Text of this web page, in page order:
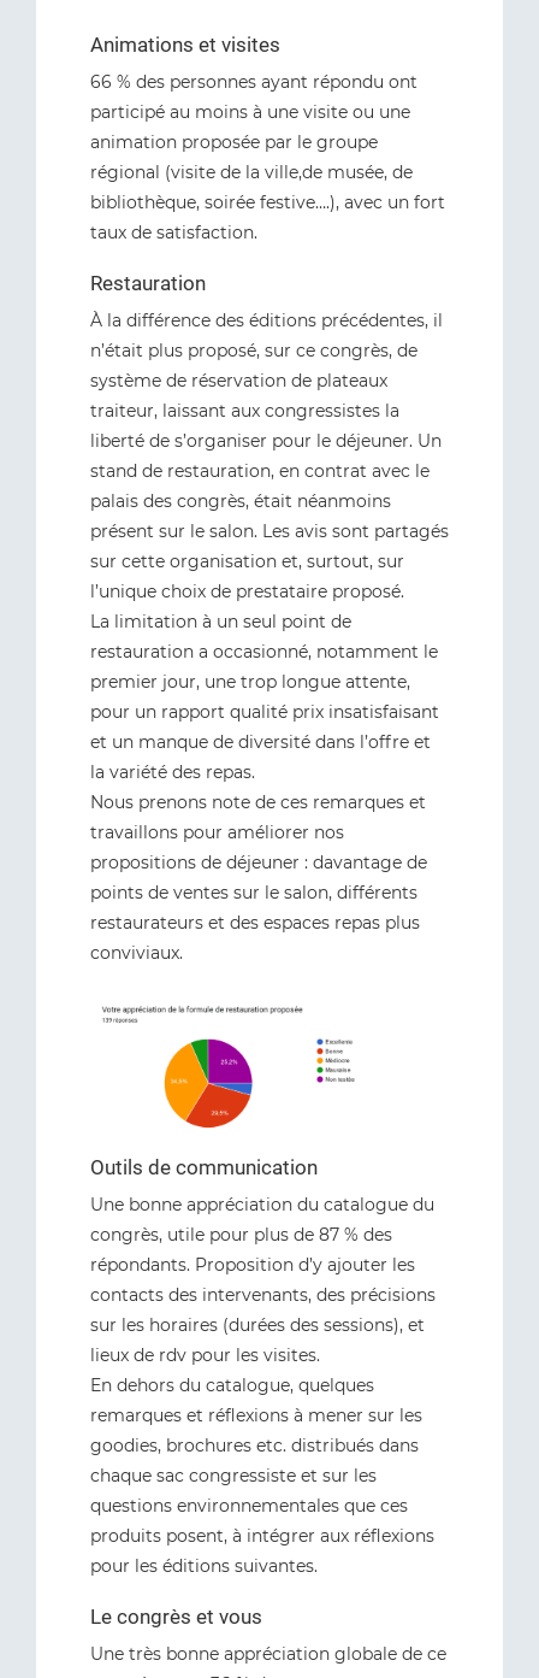
Animations et visites
66 % des personnes ayant répondu ont
participé au moins à une visite ou une
animation proposée par le groupe
régional (visite de la ville,de musée, de
bibliothèque, soirée festive….), avec un fort
taux de satisfaction.
Restauration
À la différence des éditions précédentes, il
n’était plus proposé, sur ce congrès, de
système de réservation de plateaux
traiteur, laissant aux congressistes la
liberté de s’organiser pour le déjeuner. Un
stand de restauration, en contrat avec le
palais des congrès, était néanmoins
présent sur le salon. Les avis sont partagés
sur cette organisation et, surtout, sur
l’unique choix de prestataire proposé.
La limitation à un seul point de
restauration a occasionné, notamment le
premier jour, une trop longue attente,
pour un rapport qualité prix insatisfaisant
et un manque de diversité dans l’offre et
la variété des repas.
Nous prenons note de ces remarques et
travaillons pour améliorer nos
propositions de déjeuner : davantage de
points de ventes sur le salon, différents
restaurateurs et des espaces repas plus
conviviaux.
Outils de communication
Une bonne appréciation du catalogue du
congrès, utile pour plus de 87 % des
répondants. Proposition d’y ajouter les
contacts des intervenants, des précisions
sur les horaires (durées des sessions), et
lieux de rdv pour les visites.
En dehors du catalogue, quelques
remarques et réflexions à mener sur les
goodies, brochures etc. distribués dans
chaque sac congressiste et sur les
questions environnementales que ces
produits posent, à intégrer aux réflexions
pour les éditions suivantes.
Le congrès et vous
Une très bonne appréciation globale de ce